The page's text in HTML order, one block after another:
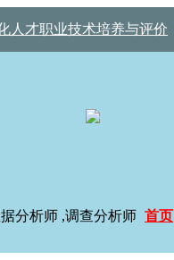
人才职业技术培养与评价
首页